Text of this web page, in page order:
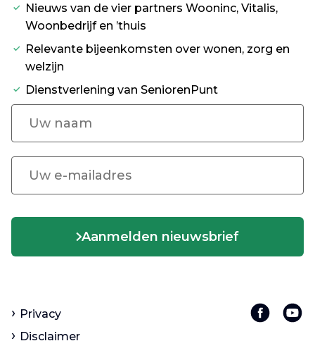
Nieuws van de vier partners Wooninc, Vitalis,
Woonbedrijf en ’thuis
Relevante bijeenkomsten over wonen, zorg en
welzijn
Dienstverlening van SeniorenPunt
Aanmelden nieuwsbrief
Privacy
Disclaimer